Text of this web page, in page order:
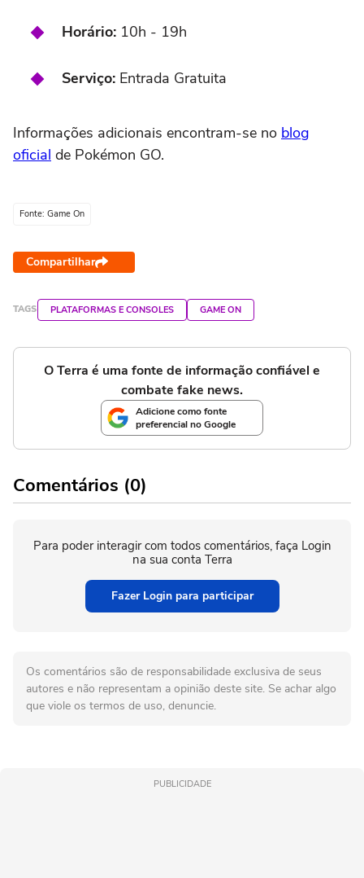
Horário: 10h - 19h
Serviço: Entrada Gratuita
Informações adicionais encontram-se no blog
oficial de Pokémon GO.
Fonte: Game On
Compartilhar
TAGS PLATAFORMAS E CONSOLES GAME ON
O Terra é uma fonte de informação confiável e
combate fake news.
Adicione como fonte
preferencial no Google
Comentários (0)
Para poder interagir com todos comentários, faça Login
na sua conta Terra
Fazer Login para participar
Os comentários são de responsabilidade exclusiva de seus
autores e não representam a opinião deste site. Se achar algo
que viole os termos de uso, denuncie.
PUBLICIDADE